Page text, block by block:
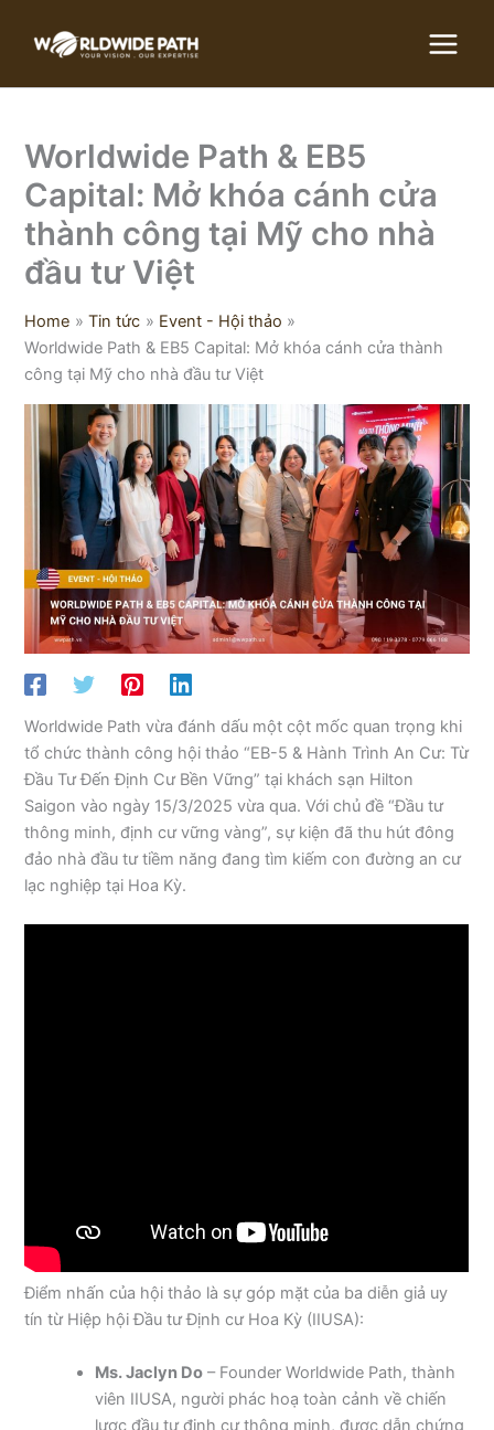
Worldwide Path & EB5
Capital: Mở khóa cánh cửa
thành công tại Mỹ cho nhà
đầu tư Việt
Home Tin tức
Event - Hội thảo
Worldwide Path & EB5 Capital: Mở khóa cánh cửa thành
công tại Mỹ cho nhà đầu tư Việt
Worldwide Path vừa đánh dấu một cột mốc quan trọng khi
tổ chức thành công hội thảo “EB-5 & Hành Trình An Cư: Từ
Đầu Tư Đến Định Cư Bền Vững” tại khách sạn Hilton
Saigon vào ngày 15/3/2025 vừa qua. Với chủ đề “Đầu tư
thông minh, định cư vững vàng”, sự kiện đã thu hút đông
đảo nhà đầu tư tiềm năng đang tìm kiếm con đường an cư
lạc nghiệp tại Hoa Kỳ.
Điểm nhấn của hội thảo là sự góp mặt của ba diễn giả uy
tín từ Hiệp hội Đầu tư Định cư Hoa Kỳ (IIUSA):
Ms. Jaclyn Do – Founder Worldwide Path, thành
viên IIUSA, người phác hoạ toàn cảnh về chiến
lược đầu tư định cư thông minh, được dẫn chứng